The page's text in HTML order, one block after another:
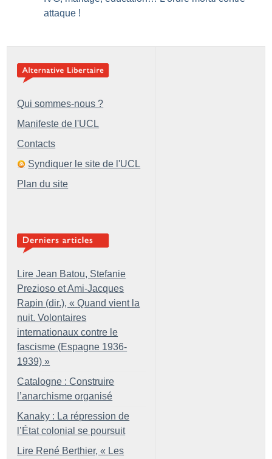
attaque !
Qui sommes-nous ?
Manifeste de l'UCL
Contacts
Syndiquer le site de l'UCL
Plan du site
Lire Jean Batou, Stefanie
Prezioso et Ami-Jacques
Rapin (dir.), « Quand vient la
nuit. Volontaires
internationaux contre le
fascisme (Espagne 1936-
1939) »
Catalogne : Construire
l’anarchisme organisé
Kanaky : La répression de
l’État colonial se poursuit
Lire René Berthier, « Les